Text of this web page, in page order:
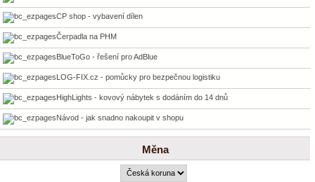
CP shop - vybavení dílen
Čerpadla na PHM
BlueToGo - řešení pro AdBlue
LOG-FIX.cz - pomůcky pro bezpečnou logistiku
HighLights - kovový nábytek s dodáním do 14 dnů
Návod - jak snadno nakoupit v shopu
Měna